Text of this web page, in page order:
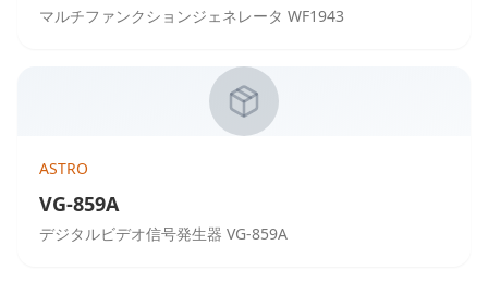
マルチファンクションジェネレータ WF1943
ASTRO
VG-859A
デジタルビデオ信号発生器 VG-859A